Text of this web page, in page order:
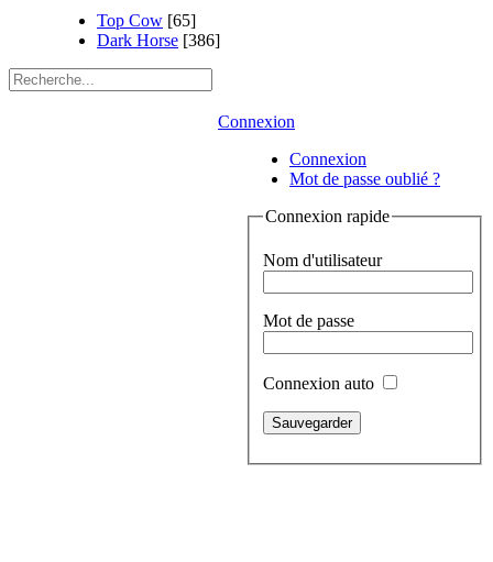
Top Cow [65]
Dark Horse [386]
Connexion
Connexion
Mot de passe oublié ?
Connexion rapide
Nom d'utilisateur
Mot de passe
Connexion auto